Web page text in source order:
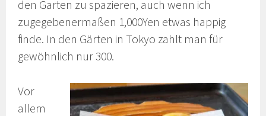
den Garten zu spazieren, auch wenn ich
zugegebenermaßen 1,000Yen etwas happig
finde. In den Gärten in Tokyo zahlt man für
gewöhnlich nur 300.
Vor
allem